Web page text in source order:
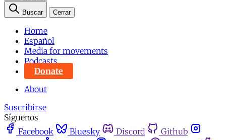
Buscar Cerrar
Home
Español
Media for movements
Podcasts
Donate
About
Suscribirse
Síguenos
Facebook
Bluesky Discord
Github